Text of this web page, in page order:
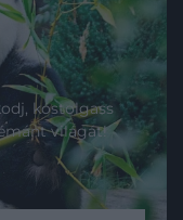
kóstolgass
világát!